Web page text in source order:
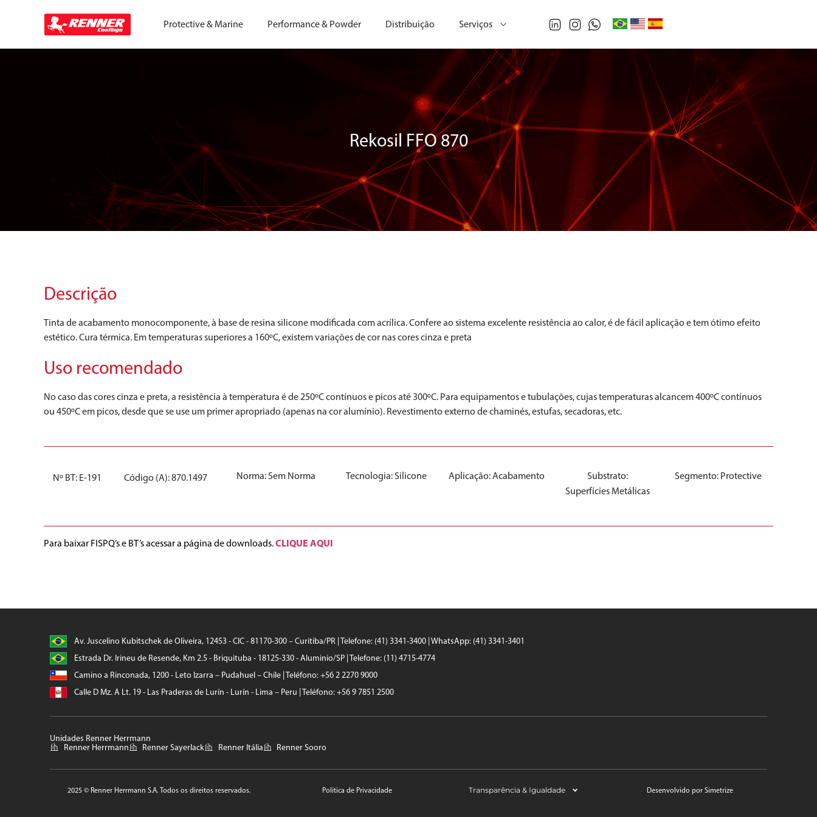
Protective & Marine Performance & Powder Distribuição Serviços
Rekosil FFO 870
Descrição
Tinta de acabamento monocomponente, à base de resina silicone modificada com acrílica. Confere ao sistema excelente resistência ao calor, é de fácil aplicação e tem ótimo efeito
estético. Cura térmica. Em temperaturas superiores a 160ºC, existem variações de cor nas cores cinza e preta
Uso recomendado
No caso das cores cinza e preta, a resistência à temperatura é de 250ºC contínuos e picos até 300ºC. Para equipamentos e tubulações, cujas temperaturas alcancem 400ºC contínuos
ou 450ºC em picos, desde que se use um primer apropriado (apenas na cor alumínio). Revestimento externo de chaminés, estufas, secadoras, etc.
Nº BT: E-191 Código (A): 870.1497 Norma:Sem Norma Tecnologia:Silicone Aplicação:Acabamento
Substrato:
Superfícies Metálicas
Segmento: Protective
Para baixar FISPQ’s e BT’s acessar a página de downloads.CLIQUE AQUI
Av. Juscelino Kubitschek de Oliveira, 12453 - CIC - 81170-300 – Curitiba/PR | Telefone: (41) 3341-3400 | WhatsApp: (41) 3341-3401
Estrada Dr. Irineu de Resende, Km 2.5 - Briquituba - 18125-330 - Aluminio/SP | Telefone: (11) 4715-4774
Camino a Rinconada, 1200 - Leto Izarra – Pudahuel – Chile | Teléfono: +56 2 2270 9000
Calle D Mz. A Lt. 19 - Las Praderas de Lurín - Lurín - Lima – Peru | Teléfono: +56 9 7851 2500
Unidades Renner Herrmann
Renner Herrmann
Renner Sayerlack Renner Itália Renner Sooro
2025 © Renner Herrmann S.A. Todos os direitos reservados. Política de Privacidade Transparência & Igualdade Desenvolvido por Simetrize